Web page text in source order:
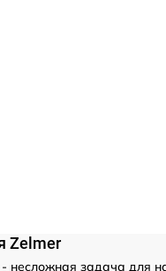
Zelmer
несложная задача для